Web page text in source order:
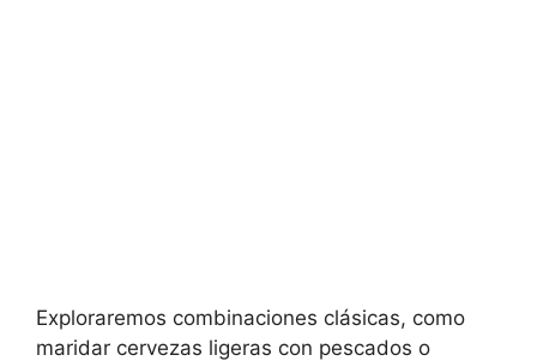
Exploraremos combinaciones clásicas, como
maridar cervezas ligeras con pescados o